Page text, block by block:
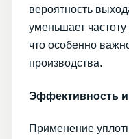
вероятность
уменьшает
что особенно
производства.
Эффективность
Применение